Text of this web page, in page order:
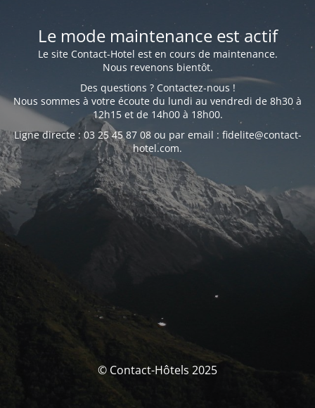
Le mode maintenance est actif
Le site Contact-Hotel est en cours de maintenance.
Nous revenons bientôt.
Des questions ? Contactez-nous !
Nous sommes à votre écoute du lundi au vendredi de 8h30 à
12h15 et de 14h00 à 18h00.
Ligne directe : 03 25 45 87 08 ou par email : fidelite@contact-
hotel.com.
© Contact-Hôtels 2025